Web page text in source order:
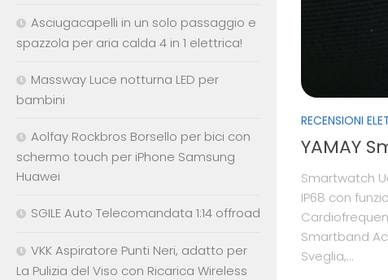
RECENSIONI
YAMAY
Smartwatch
IP68 con
Smartband
Sveglia,...
Asciugacapelli in un solo passaggio e
spazzola per aria calda 4 in 1 elettrica!
Massway Luce notturna LED per
bambini
Aolfay Rockbros Borsello per bici con
schermo touch per iPhone Samsung
Huawei
SGILE Auto Telecomandata 1:14 offroad
VKK Aspiratore Punti Neri, adatto per
La Pulizia del Viso con Ricarica Wireless